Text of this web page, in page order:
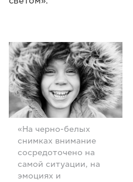
«На черно-белых
снимках внимание
сосредоточено на
самой ситуации, на
эмоциях и